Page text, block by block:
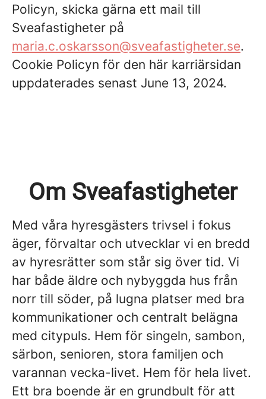
Policyn, skicka gärna ett mail till
Sveafastigheter på
maria.c.oskarsson@sveafastigheter.se.
Cookie Policyn för den här karriärsidan
uppdaterades senast June 13, 2024.
Om Sveafastigheter
Med våra hyresgästers trivsel i fokus
äger, förvaltar och utvecklar vi en bredd
av hyresrätter som står sig över tid. Vi
har både äldre och nybyggda hus från
norr till söder, på lugna platser med bra
kommunikationer och centralt belägna
med citypuls. Hem för singeln, sambon,
särbon, senioren, stora familjen och
varannan vecka-livet. Hem för hela livet.
Ett bra boende är en grundbult för att